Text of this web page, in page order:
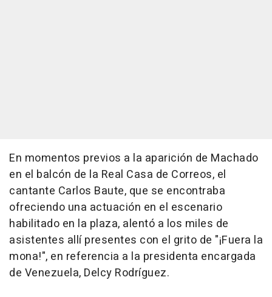
En momentos previos a la aparición de Machado
en el balcón de la Real Casa de Correos, el
cantante Carlos Baute, que se encontraba
ofreciendo una actuación en el escenario
habilitado en la plaza, alentó a los miles de
asistentes allí presentes con el grito de "¡Fuera la
mona!", en referencia a la presidenta encargada
de Venezuela, Delcy Rodríguez.